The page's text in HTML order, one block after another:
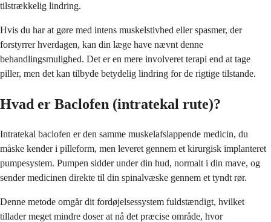
tilstrækkelig lindring.
Hvis du har at gøre med intens muskelstivhed eller spasmer, der
forstyrrer hverdagen, kan din læge have nævnt denne
behandlingsmulighed. Det er en mere involveret terapi end at tage
piller, men det kan tilbyde betydelig lindring for de rigtige tilstande.
Hvad er Baclofen (intratekal rute)?
Intratekal baclofen er den samme muskelafslappende medicin, du
måske kender i pilleform, men leveret gennem et kirurgisk implanteret
pumpesystem. Pumpen sidder under din hud, normalt i din mave, og
sender medicinen direkte til din spinalvæske gennem et tyndt rør.
Denne metode omgår dit fordøjelsessystem fuldstændigt, hvilket
tillader meget mindre doser at nå det præcise område, hvor